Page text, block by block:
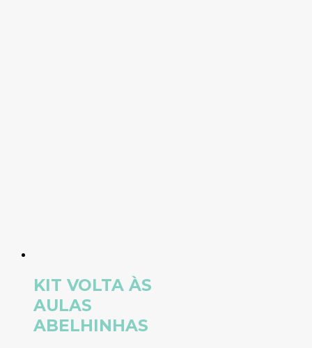
KIT VOLTA ÀS
AULAS
ABELHINHAS